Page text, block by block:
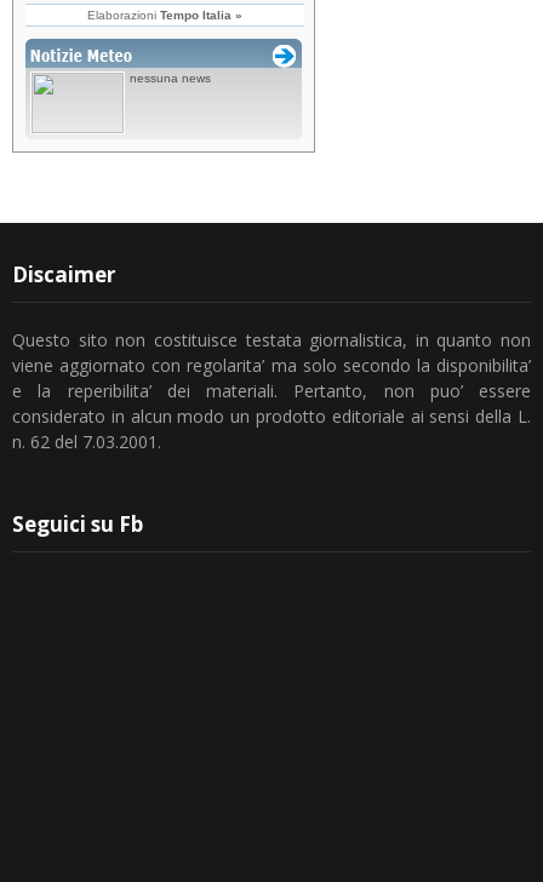
Discaimer
Questo sito non costituisce testata giornalistica, in quanto non
viene aggiornato con regolarita’ ma solo secondo la disponibilita’
e la reperibilita’ dei materiali. Pertanto, non puo’ essere
considerato in alcun modo un prodotto editoriale ai sensi della L.
n. 62 del 7.03.2001.
Seguici su Fb